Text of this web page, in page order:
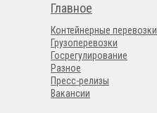
Главное
Контейнерные перевозки
Грузоперевозки
Госрегулирование
Разное
Пресс-релизы
Вакансии